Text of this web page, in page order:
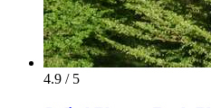
4.9 / 5